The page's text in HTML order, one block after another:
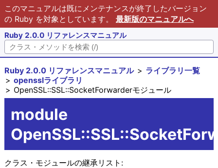
このマニュアルは既にメンテナンスが終了したバージョン
の Ruby を対象としています。 最新版のマニュアルへ
Ruby 2.0.0 リファレンスマニュアル
Ruby 2.0.0 リファレンスマニュアル
ライブラリ一覧
opensslライブラリ
OpenSSL::SSL::SocketForwarderモジュール
module
クラス・モジュールの継承リスト: